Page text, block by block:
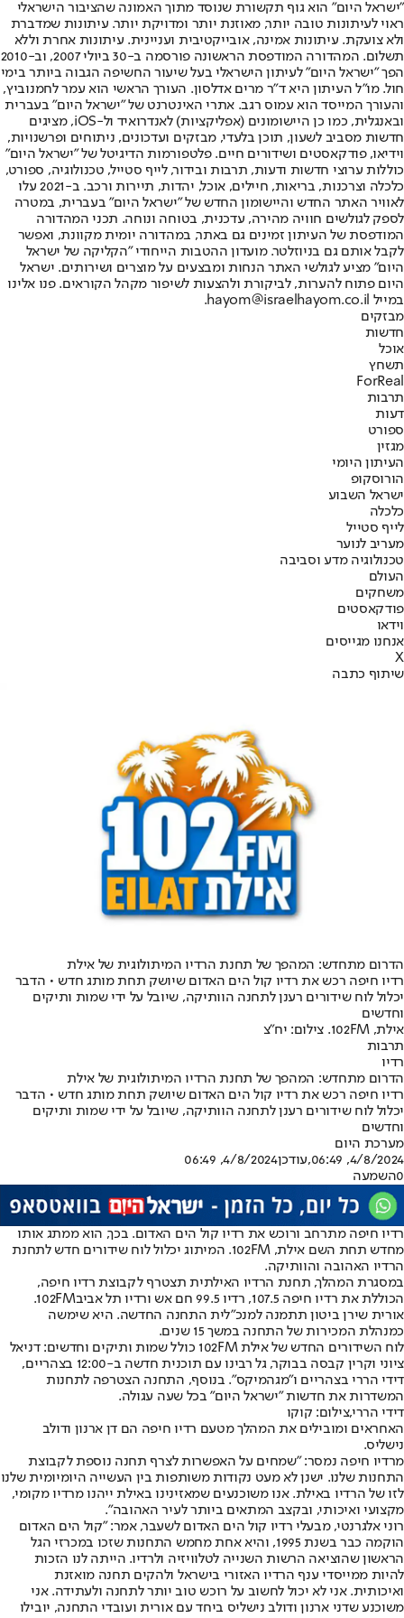
"ישראל היום" הוא גוף תקשורת שנוסד מתוך האמונה שהציבור הישראלי
ראוי לעיתונות טובה יותר, מאוזנת יותר ומדויקת יותר. עיתונות שמדברת
ולא צועקת. עיתונות אמינה, אובייקטיבית ועניינית. עיתונות אחרת וללא
תשלום. המהדורה המודפסת הראשונה פורסמה ב-30 ביולי 2007, וב-2010
הפך "ישראל היום" לעיתון הישראלי בעל שיעור החשיפה הגבוה ביותר בימי
חול. מו"ל העיתון היא ד"ר מרים אדלסון. העורך הראשי הוא עמר לחמנוביץ,
והעורך המייסד הוא עמוס רגב. אתרי האינטרנט של "ישראל היום" בעברית
ובאנגלית, כמו כן היישומונים (אפליקציות) לאנדרואיד ול-iOS, מציגים
חדשות מסביב לשעון, תוכן בלעדי, מבזקים ועדכונים, ניתוחים ופרשנויות,
וידיאו, פודקאסטים ושידורים חיים. פלטפורמות הדיגיטל של "ישראל היום"
כוללות ערוצי חדשות ודעות, תרבות ובידור, לייף סטייל, טכנולוגיה, ספורט,
כלכלה וצרכנות, בריאות, חיילים, אוכל, יהדות, תיירות ורכב. ב-2021 עלו
לאוויר האתר החדש והיישומון החדש של "ישראל היום" בעברית, במטרה
לספק לגולשים חוויה מהירה, עדכנית, בטוחה ונוחה. תכני המהדורה
המודפסת של העיתון זמינים גם באתר, במהדורה יומית מקוונת, ואפשר
לקבל אותם גם בניוזלטר. מועדון ההטבות הייחודי "הקליקה של ישראל
היום" מציע לגולשי האתר הנחות ומבצעים על מוצרים ושירותים. ישראל
היום פתוח להערות, לביקורת ולהצעות לשיפור מקהל הקוראים. פנו אלינו
במייל hayom@israelhayom.co.il.
מבזקים
חדשות
אוכל
תשחץ
ForReal
תרבות
דעות
ספורט
מגזין
העיתון היומי
הורוסקופ
ישראל השבוע
כלכלה
לייף סטייל
מעריב לנוער
טכנולוגיה מדע וסביבה
העולם
משחקים
פודקאסטים
וידאו
אנחנו מגייסים
X
שיתוף כתבה
הדרום מתחדש: המהפך של תחנת הרדיו המיתולוגית של אילת
רדיו חיפה רכש את רדיו קול הים האדום שיושק תחת מותג חדש • הדבר
יכלול לוח שידורים רענן לתחנה הוותיקה, שיובל על ידי שמות ותיקים
וחדשים
אילת, 102FM. צילום: יח"צ
תרבות
רדיו
הדרום מתחדש: המהפך של תחנת הרדיו המיתולוגית של אילת
רדיו חיפה רכש את רדיו קול הים האדום שיושק תחת מותג חדש • הדבר
יכלול לוח שידורים רענן לתחנה הוותיקה, שיובל על ידי שמות ותיקים
וחדשים
מערכת היום
4/8/2024, 06:49
,עודכן4/8/2024, 06:49
0השמעה
רדיו חיפה מתרחב ורוכש את רדיו קול הים האדום. בכך, הוא ממתג אותו
מחדש תחת השם אילת, 102FM. המיתוג יכלול לוח שידורים חדש לתחנת
הרדיו האהובה והוותיקה.
במסגרת המהלך, תחנת הרדיו האילתית תצטרף לקבוצת רדיו חיפה,
הכוללת את רדיו חיפה 107.5, רדיו 99.5 חם אש ו
רדיו תל אביב
102FM.
אורית שירן ביטון תתמנה למנכ"לית התחנה החדשה. היא שימשה
כמנהלת המכירות של התחנה במשך 15 שנים.
לוח השידורים החדש של אילת 102FM כולל שמות ותיקים וחדשים: דניאל
ציוני וקרין קבסה בבוקר, גל רבינו עם תוכנית חדשה ב-12:00 בצהריים,
דידי הררי בצהריים ו"מגהמיקס". בנוסף, התחנה הצטרפה לתחנות
המשדרות את חדשות "ישראל היום" בכל שעה עגולה.
דידי הררי,צילום: קוקו
האחראים ומובילים את המהלך מטעם רדיו חיפה הם דן ארנון ודולב
נישליס.
מרדיו חיפה נמסר: "שמחים על האפשרות לצרף תחנה נוספת לקבוצת
התחנות שלנו. ישנן לא מעט נקודות משותפות בין העשייה היומיומית שלנו
לזו של הרדיו באילת. אנו משוכנעים שמאזינינו באילת ייהנו מרדיו מקומי,
מקצועי ואיכותי, ובקצב המתאים ביותר לעיר האהובה".
רוני אלגרנטי, מבעלי רדיו קול הים האדום לשעבר, אמר: "קול הים האדום
הוקמה כבר בשנת 1995, והיא אחת מחמש התחנות שזכו במכרזי הגל
הראשון שהוציאה הרשות השנייה לטלוויזיה ולרדיו. הייתה לנו הזכות
להיות ממייסדי ענף הרדיו האזורי בישראל ולהקים תחנה מואזנת
ואיכותית. אני לא יכול לחשוב על רוכש טוב יותר לתחנה ולעתידה. אני
משוכנע שדני ארנון ודולב נישליס ביחד עם אורית ועובדי התחנה, יובילו